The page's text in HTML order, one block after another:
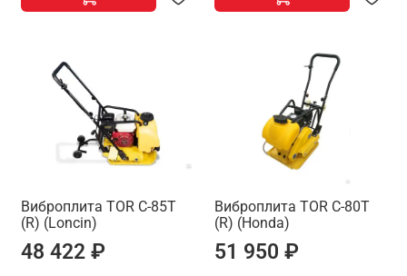
Виброплита TOR C-85T
(R) (Loncin)
48 422 ₽
Виброплита TOR C-80T
(R) (Honda)
51 950 ₽